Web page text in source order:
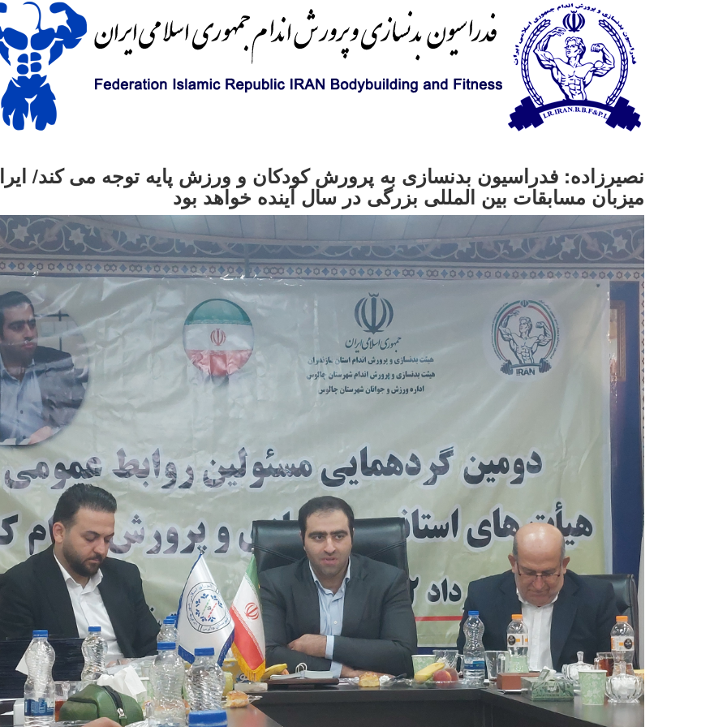
نصیرزاده: فدراسیون بدنسازی به پرورش کودکان و ورزش پایه توجه می کند/
میزبان مسابقات بین المللی بزرگی در سال آینده خواهد بود